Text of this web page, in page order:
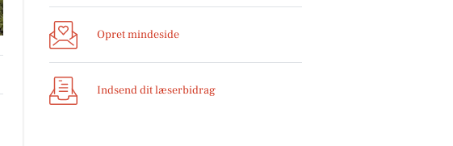
Opret mindeside
Indsend dit læserbidrag